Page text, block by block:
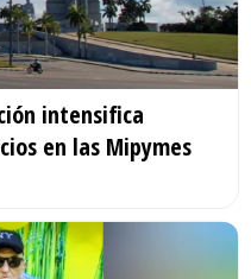
intensifica
en las Mipymes